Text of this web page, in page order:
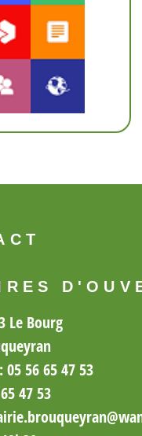
Le Bourg
05 56 65 47 53
47 53